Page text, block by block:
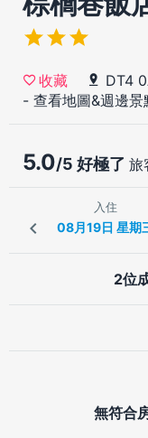
收藏
DT4
- 查看地圖&週邊景
5.0/5 好極了 旅
入住
2位
無符合